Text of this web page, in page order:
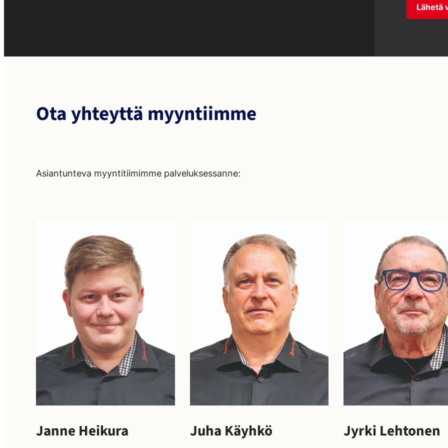
Lähetä
Ota yhteyttä myyntiimme
Asiantunteva myyntitiimimme palveluksessanne:
Janne Heikura Juha Käyhkö Jyrki Lehtonen